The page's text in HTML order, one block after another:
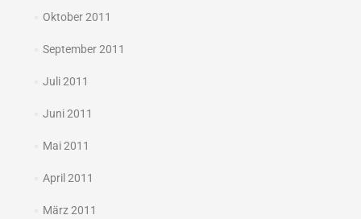
Oktober 2011
September 2011
Juli 2011
Juni 2011
Mai 2011
April 2011
März 2011